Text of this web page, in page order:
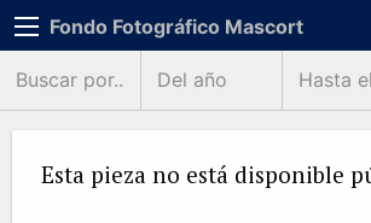
Fondo Fotográfico Mascort
Esta pieza no está disponible